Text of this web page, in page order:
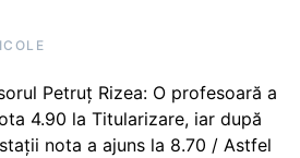
Petruț Rizea: O profesoară a
4.90 la Titularizare, iar după
nota a ajuns la 8.70 / Astfel